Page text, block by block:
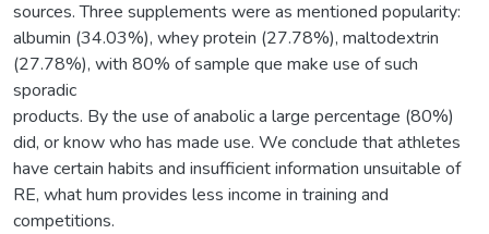
sources. Three supplements were as mentioned popularity:
albumin (34.03%), whey protein (27.78%), maltodextrin
(27.78%), with 80% of sample que make use of such
sporadic
products. By the use of anabolic a large percentage (80%)
did, or know who has made use. We conclude that athletes
have certain habits and insufficient information unsuitable of
RE, what hum provides less income in training and
competitions.